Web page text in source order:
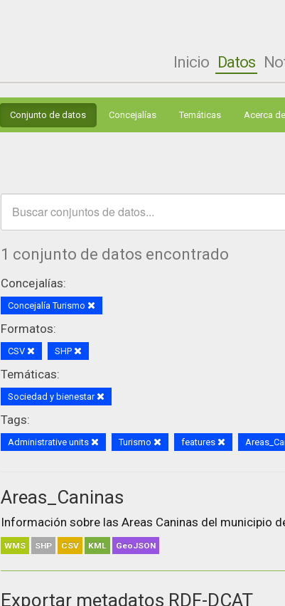
Inicio Datos
Conjunto de datos Concejalías Temáticas Acerca de
1 conjunto de datos encontrado
Concejalías:
Concejalía Turismo
Formatos:
CSV SHP
Temáticas:
Sociedad y bienestar
Tags:
Administrative units Turismo features
Areas_Caninas
Información sobre las Areas Caninas del municipio
WMS SHP CSV KML GeoJSON
Exportar metadatos RDF-DCAT